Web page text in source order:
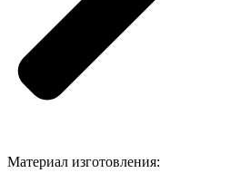
Материал изготовления: